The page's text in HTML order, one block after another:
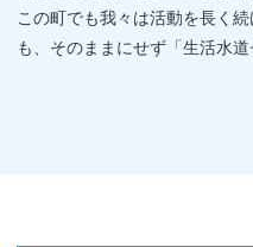
この町でも我々は活動を長く
も、そのままにせず「生活水